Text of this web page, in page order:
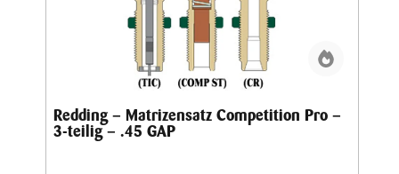
Redding – Matrizensatz Competition Pro –
3-teilig – .45 GAP